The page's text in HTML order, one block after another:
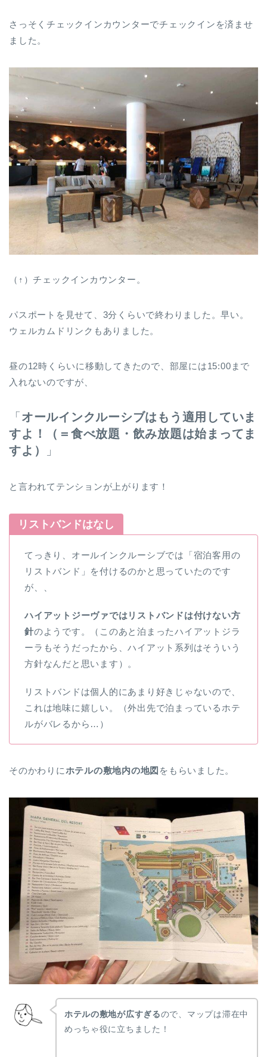
さっそくチェックインカウンターでチェックインを済ませ
ました。
（↑）チェックインカウンター。
パスポートを見せて、3分くらいで終わりました。早い。
ウェルカムドリンクもありました。
昼の12時くらいに移動してきたので、部屋には15:00まで
入れないのですが、
「 オールインクルーシブはもう適用していま
すよ！（＝食べ放題・飲み放題は始まってま
すよ）
」
と言われてテンションが上がります！
リストバンドはなし
てっきり、オールインクルーシブでは「宿泊客用の
リストバンド」を付けるのかと思っていたのです
が、、
ハイアットジーヴァではリストバンドは付けない方
針のようです。（このあと泊まったハイアットジラ
ーラもそうだったから、ハイアット系列はそういう
方針なんだと思います）。
リストバンドは個人的にあまり好きじゃないので、
これは地味に嬉しい。（外出先で泊まっているホテ
ルがバレるから…）
そのかわりにホテルの敷地内の地図 をもらいました。
ホテルの敷地が広すぎるので、マップは滞在中
めっちゃ役に立ちました！